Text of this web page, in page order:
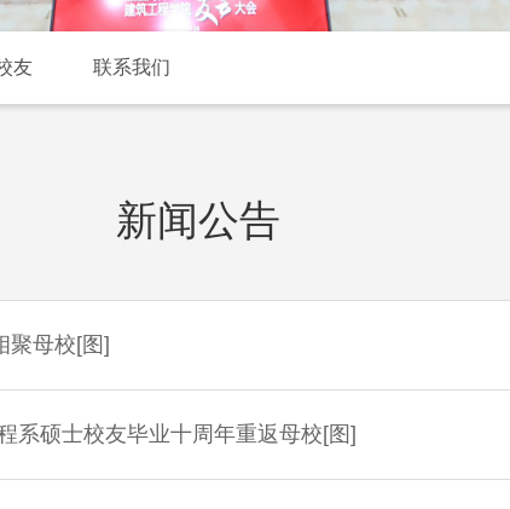
友 联系我们
新闻公告
聚母校[图]
系硕士校友毕业十周年重返母校[图]